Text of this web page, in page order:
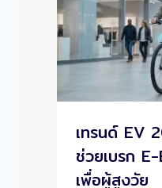
เทรนด์ EV
ช่วยเบรก
เพื่อผู้สูงวัย